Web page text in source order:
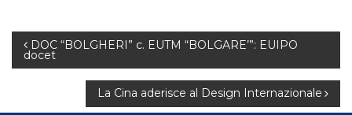
Navigazione
articoli
DOC “BOLGHERI” c. EUTM “BOLGARE’”: EUIPO
docet
La Cina aderisce al Design Internazionale